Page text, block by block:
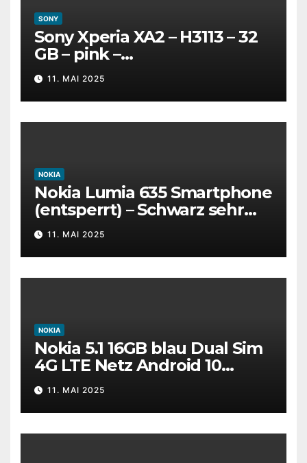
SONY
Sony Xperia XA2 – H3113 – 32
GB – pink –
entsperrt/Simlockfrei
11. MAI 2025
NOKIA
Nokia Lumia 635 Smartphone
(entsperrt) – Schwarz sehr
guter Zustand
Originalverpackt
11. MAI 2025
NOKIA
Nokia 5.1 16GB blau Dual Sim
4G LTE Netz Android 10
Smartphone Handy
11. MAI 2025